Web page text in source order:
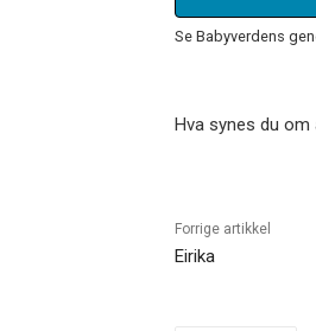
Se Babyverdens
Hva synes du om
Forrige artikkel
Eirika